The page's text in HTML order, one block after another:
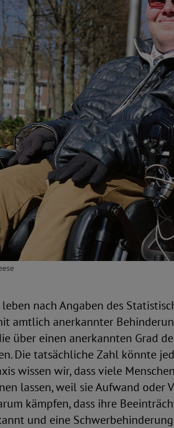
nach Angaben des
amtlich anerkannter
über einen anerkannten Grad
Die tatsächliche Zahl könnte
wissen wir, dass viele
lassen, weil sie Aufwand oder
kämpfen, dass ihre
und eine